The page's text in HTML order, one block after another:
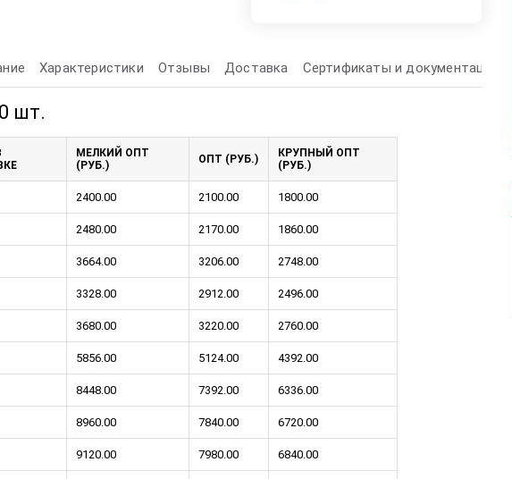
R
Cкрытый крепеж
Крепление террас и фасадов
У нас появился
скрытый
крепеж для деревянных террас
и фасадов
Характеристики Отзывы Доставка Сертификаты и документация
шт.
МЕЛКИЙ ОПТ
(РУБ.)
ОПТ (РУБ.)
КРУПНЫЙ ОПТ
(РУБ.)
2400.00 2100.00 1800.00
2480.00 2170.00 1860.00
3664.00 3206.00 2748.00
3328.00 2912.00 2496.00
3680.00 3220.00 2760.00
5856.00 5124.00 4392.00
8448.00 7392.00 6336.00
8960.00 7840.00 6720.00
9120.00 7980.00 6840.00